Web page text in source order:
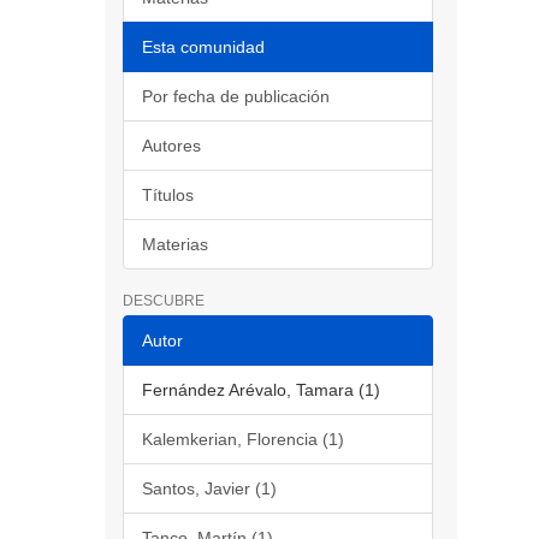
Esta comunidad
Por fecha de publicación
Autores
Títulos
Materias
DESCUBRE
Autor
Fernández Arévalo, Tamara (1)
Kalemkerian, Florencia (1)
Santos, Javier (1)